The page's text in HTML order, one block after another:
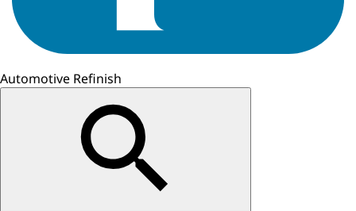
Automotive Refinish